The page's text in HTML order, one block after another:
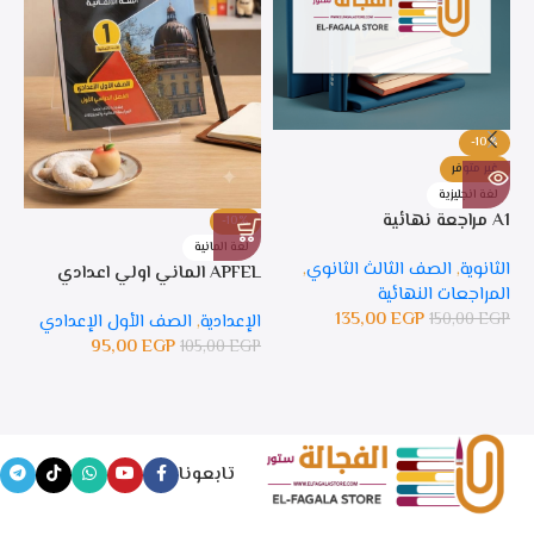
-10%
غير متوفر
لغة انجليزية
A1 مراجعة نهائية
الثانوية, الصف الثالث الثانوي,
المراجعات النهائية
150,00EGP
135,00EGP
-10%
لغة المانية
APFEL الماني اولي اعدادي
الإعدادية, الصف الأول الإعدادي
105,00EGP
95,00EGP
تابعونا